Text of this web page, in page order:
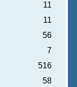
11
11
56
7
516
58